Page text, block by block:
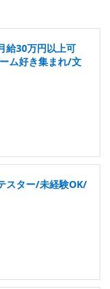
給30万円以上可
ム好き集まれ/文
スター/未経験OK/